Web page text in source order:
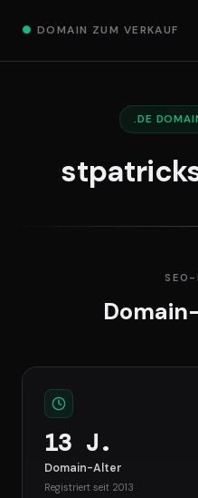
● DOMAIN ZUM VERKAUF
.DE
SEO-
13 J.
Domain-Alter
Registriert seit 2013